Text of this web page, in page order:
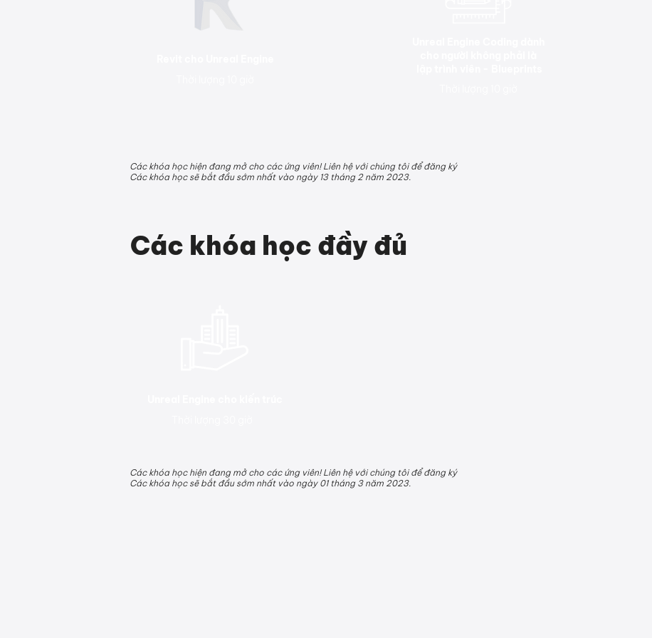
Các khóa học hiện đang mở cho các ứng viên! Liên hệ với chúng tôi để đăng ký
Các khóa học sẽ bắt đầu sớm nhất vào ngày 13 tháng 2 năm 2023.
Các khóa học đầy đủ
Các khóa học hiện đang mở cho các ứng viên! Liên hệ với chúng tôi để đăng ký
Các khóa học sẽ bắt đầu sớm nhất vào ngày 01 tháng 3 năm 2023.